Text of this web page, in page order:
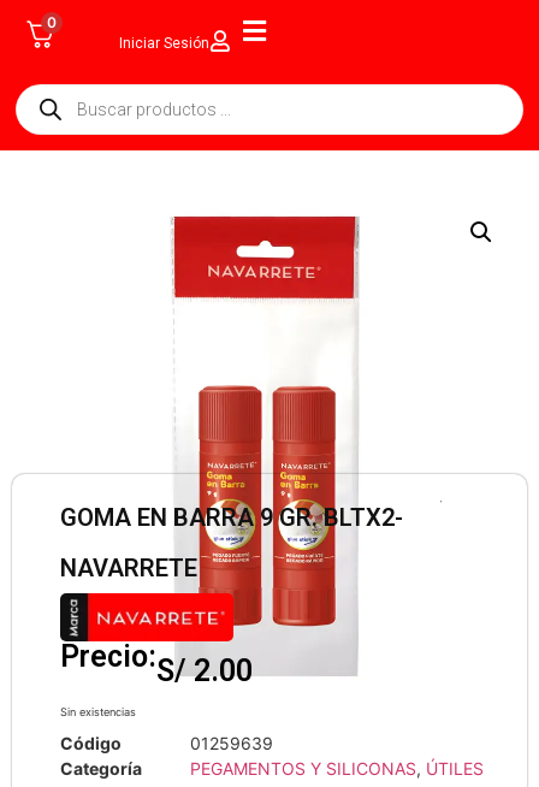
0
Iniciar Sesión
GOMA EN BARRA 9 GR. BLTX2-
NAVARRETE
Precio:S/2.00
Sin existencias
Código
01259639
Categoría
PEGAMENTOS Y SILICONAS, ÚTILES